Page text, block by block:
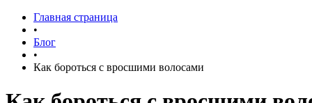
Главная страница
•
Блог
•
Как бороться с вросшими волосами